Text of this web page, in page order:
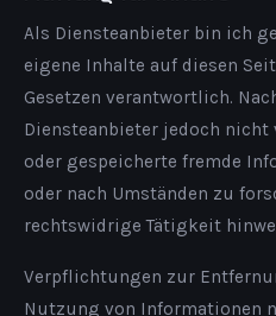
Als Diensteanbieter bin ich
eigene Inhalte auf diesen
Gesetzen verantwortlich.
Diensteanbieter jedoch
oder gespeicherte fremde
oder nach Umständen zu
rechtswidrige Tätigkeit
Verpflichtungen zur
Nutzung von Informationen